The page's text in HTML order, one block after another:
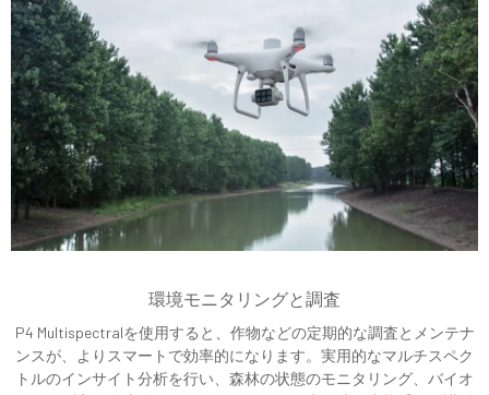
環境モニタリングと調査
P4 Multispectralを使用すると、作物などの定期的な調査とメンテナ
ンスが、よりスマートで効率的になります。実用的なマルチスペク
トルのインサイト分析を行い、森林の状態のモニタリング、バイオ